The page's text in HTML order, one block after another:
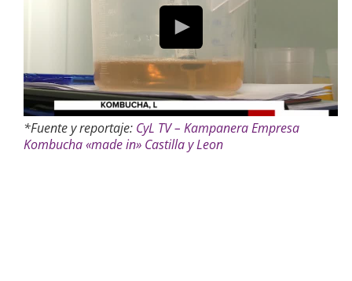
*Fuente y reportaje: CyL TV – Kampanera Empresa
Kombucha «made in» Castilla y Leon